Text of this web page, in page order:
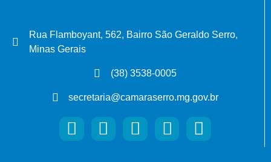
Rua Flamboyant, 562, Bairro São Geraldo Serro,
Minas Gerais
(38) 3538-0005
secretaria@camaraserro.mg.gov.br